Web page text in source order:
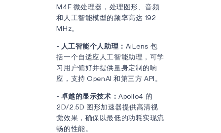
M4F 微处理器，处理图形、音频
和人工智能模型的频率高达 192
MHz。
- 人工智能个人助理： AiLens 包
括一个自适应人工智能助理，可学
习用户偏好并提供量身定制的响
应，支持 OpenAI 和第三方 API。
- 卓越的显示技术：Apollo4 的
2D/2.5D 图形加速器提供高清视
觉效果，确保以最低的功耗实现流
畅的性能。